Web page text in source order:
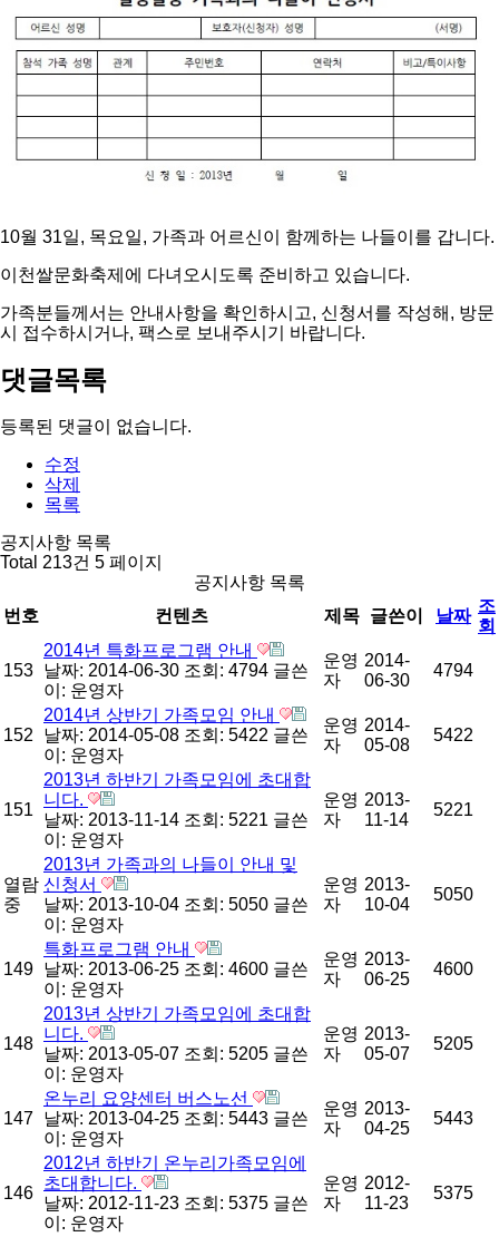
10월 31일, 목요일, 가족과 어르신이 함께하는 나들이를 갑니다.
이천쌀문화축제에 다녀오시도록 준비하고 있습니다.
가족분들께서는 안내사항을 확인하시고, 신청서를 작성해, 방문
시 접수하시거나, 팩스로 보내주시기 바랍니다.
댓글목록
등록된 댓글이 없습니다.
수정
삭제
목록
공지사항 목록
Total 213건 5 페이지
공지사항 목록
번호
컨텐츠 제목 글쓴이 날짜
조
회
153
2014년 특화프로그램 안내
날짜: 2014-06-30 조회: 4794 글쓴
이: 운영자
운영
자
2014-
06-30
4794
152
2014년 상반기 가족모임 안내
날짜: 2014-05-08 조회: 5422 글쓴
이: 운영자
운영
자
2014-
05-08
5422
151
2013년 하반기 가족모임에 초대합
니다.
날짜: 2013-11-14 조회: 5221 글쓴
이: 운영자
운영
자
2013-
11-14
5221
열람
중
2013년 가족과의 나들이 안내 및
신청서
날짜: 2013-10-04 조회: 5050 글쓴
이: 운영자
운영
자
2013-
10-04
5050
149
특화프로그램 안내
날짜: 2013-06-25 조회: 4600 글쓴
이: 운영자
운영
자
2013-
06-25
4600
148
2013년 상반기 가족모임에 초대합
니다.
날짜: 2013-05-07 조회: 5205 글쓴
이: 운영자
운영
자
2013-
05-07
5205
147
온누리 요양센터 버스노선
날짜: 2013-04-25 조회: 5443 글쓴
이: 운영자
운영
자
2013-
04-25
5443
146
2012년 하반기 온누리가족모임에
초대합니다.
날짜: 2012-11-23 조회: 5375 글쓴
이: 운영자
운영
자
2012-
11-23
5375